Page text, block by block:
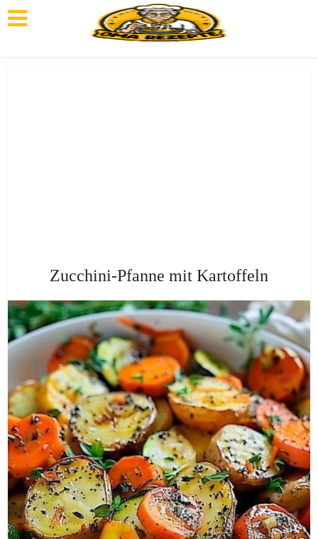
Zucchini-Pfanne mit Kartoffeln